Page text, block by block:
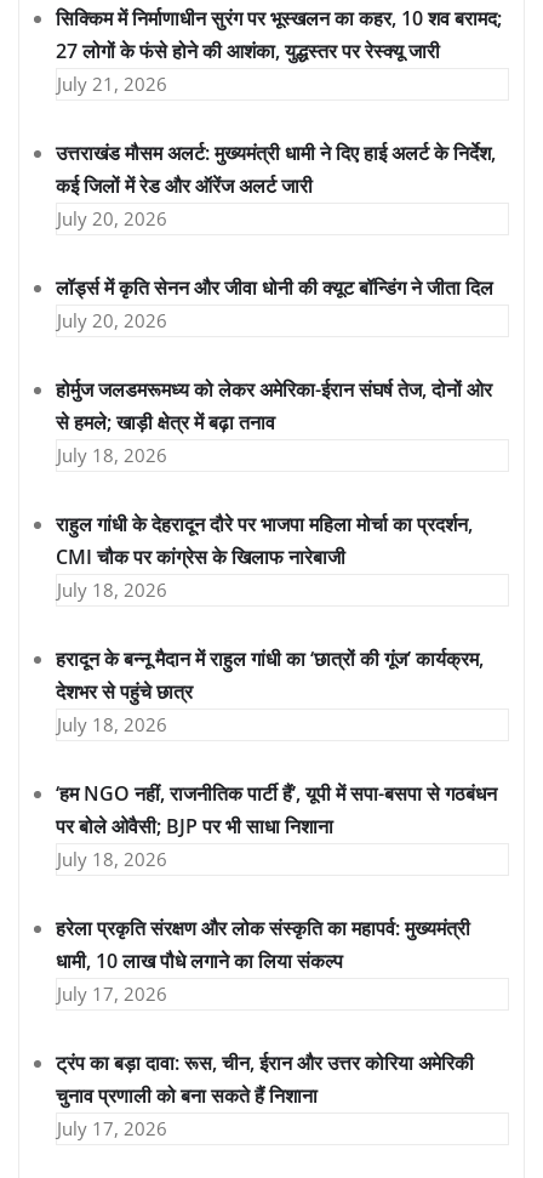
सिक्किम में निर्माणाधीन सुरंग पर भूस्खलन का कहर, 10 शव बरामद;
27 लोगों के फंसे होने की आशंका, युद्धस्तर पर रेस्क्यू जारी
July 21, 2026
उत्तराखंड मौसम अलर्ट: मुख्यमंत्री धामी ने दिए हाई अलर्ट के निर्देश,
कई जिलों में रेड और ऑरेंज अलर्ट जारी
July 20, 2026
लॉर्ड्स में कृति सेनन और जीवा धोनी की क्यूट बॉन्डिंग ने जीता दिल
July 20, 2026
होर्मुज जलडमरूमध्य को लेकर अमेरिका-ईरान संघर्ष तेज, दोनों ओर
से हमले; खाड़ी क्षेत्र में बढ़ा तनाव
July 18, 2026
राहुल गांधी के देहरादून दौरे पर भाजपा महिला मोर्चा का प्रदर्शन,
CMI चौक पर कांग्रेस के खिलाफ नारेबाजी
July 18, 2026
हरादून के बन्नू मैदान में राहुल गांधी का ‘छात्रों की गूंज’ कार्यक्रम,
देशभर से पहुंचे छात्र
July 18, 2026
‘हम NGO नहीं, राजनीतिक पार्टी हैं’, यूपी में सपा-बसपा से गठबंधन
पर बोले ओवैसी; BJP पर भी साधा निशाना
July 18, 2026
हरेला प्रकृति संरक्षण और लोक संस्कृति का महापर्व: मुख्यमंत्री
धामी, 10 लाख पौधे लगाने का लिया संकल्प
July 17, 2026
ट्रंप का बड़ा दावा: रूस, चीन, ईरान और उत्तर कोरिया अमेरिकी
चुनाव प्रणाली को बना सकते हैं निशाना
July 17, 2026